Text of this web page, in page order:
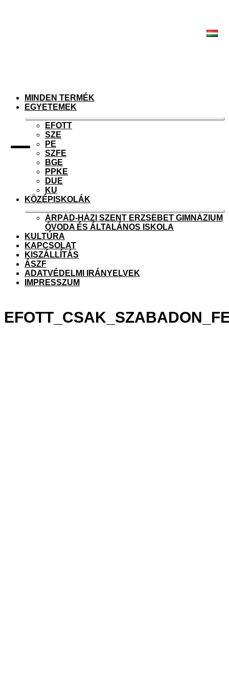
MINDEN TERMÉK
EGYETEMEK
EFOTT
SZE
PE
SZFE
BGE
PPKE
DUE
KU
KÖZÉPISKOLÁK
ÁRPÁD-HÁZI SZENT ERZSÉBET GIMNÁZIUM
ÓVODA ÉS ÁLTALÁNOS ISKOLA
KULTÚRA
KAPCSOLAT
KISZÁLLÍTÁS
ÁSZF
ADATVÉDELMI IRÁNYELVEK
IMPRESSZUM